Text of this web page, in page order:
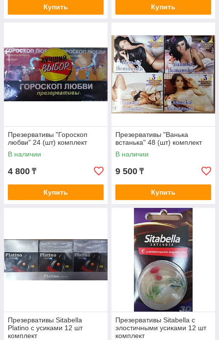
Заказать презервативы с усиками с
доставкой по Казахстану
Если вы ищете место, где можно купить
презервативы самого высокого качества,
сертифицированные продукты, чтобы
обеспечить максимальную безопасность и
эффективность.
Информация о доставке
Купить Купить
Презервативы "Гороскоп
любви" 24 (шт) комплект
В наличии
4 800 ₸
Купить
Презервативы "Ванька
встанька" 48 (шт) комплект
В наличии
9 500 ₸
Купить
Презервативы Sitabella
Platino с усиками 12 шт
комплект
Презервативы Sitabella с
элостичными усиками 12 шт
комплект